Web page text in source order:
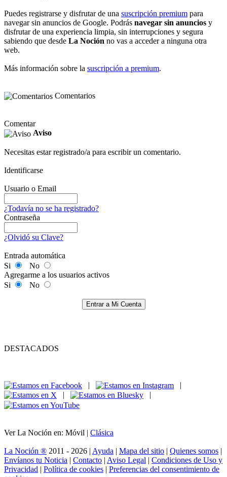
Puedes registrarse y disfrutar de una suscripción premium para
navegar sin anuncios de Google. Podrás navegar sin anuncios y
disfrutar de una experiencia limpia, sin interrupciones y segura
sabiendo que desde La Noción no vas a acceder a ninguna otra
web.
Más información sobre la suscripción a premium.
Comentarios
Comentar
Aviso
Necesitas estar registrado/a para escribir un comentario.
Identificarse
Usuario o Email
¿Todavía no se ha registrado?
Contraseña
¿Olvidó su Clave?
Entrada automática
Si
No
Agregarme a los usuarios activos
Si
No
Entrar a Mi Cuenta
DESTACADOS
|
|
|
|
Ver La Noción en: Móvil | Clásica
La Noción ® 2011 - 2026 | Ayuda | Mapa del sitio | Quienes somos |
Envíanos tu Noticia | Contacto | Aviso Legal | Condiciones de Uso y
Privacidad | Política de cookies | Preferencias del consentimiento de